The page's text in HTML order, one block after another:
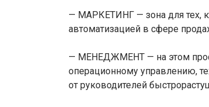
— МАРКЕТИНГ — зона для тех,
автоматизацией в сфере
— МЕНЕДЖМЕНТ — на этом
операционному управлению,
от руководителей